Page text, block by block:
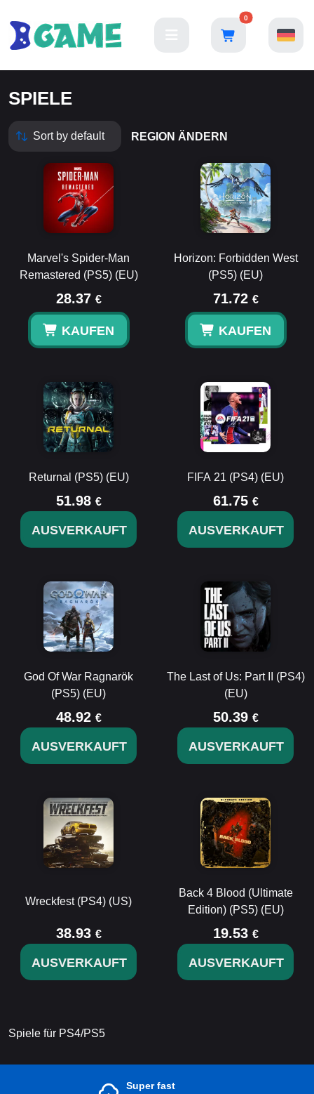
0
SPIELE
REGION ÄNDERN
Marvel's Spider-Man
Remastered (PS5) (EU)
28.37 €
KAUFEN
Horizon: Forbidden West
(PS5) (EU)
71.72 €
KAUFEN
Returnal (PS5) (EU)
51.98 €
AUSVERKAUFT
FIFA 21 (PS4) (EU)
61.75 €
AUSVERKAUFT
God Of War Ragnarök
(PS5) (EU)
48.92 €
AUSVERKAUFT
The Last of Us: Part II (PS4)
(EU)
50.39 €
AUSVERKAUFT
Wreckfest (PS4) (US)
38.93 €
AUSVERKAUFT
Back 4 Blood (Ultimate
Edition) (PS5) (EU)
19.53 €
AUSVERKAUFT
Spiele für PS4/PS5
Super fast